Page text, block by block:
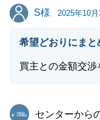
S様
S様 2025年10月
希望どおりにまと
買主との金額交渉
東急リバブル
センターから